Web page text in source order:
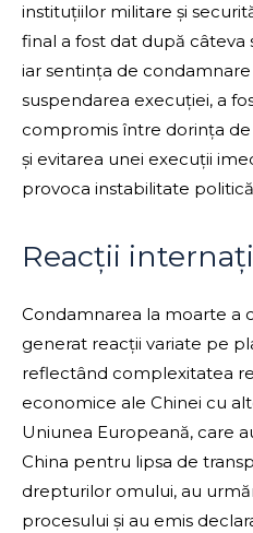
instituțiilor militare și
final a fost dat după
iar sentința de
suspendarea execuției, a
compromis între dorința
și evitarea unei execuții
provoca instabilitate
Reacții
Condamnarea la moarte a
generat reacții variate pe
reflectând complexitatea
economice ale Chinei cu
Uniunea Europeană, care
China pentru lipsa de
drepturilor omului, au
procesului și au emis